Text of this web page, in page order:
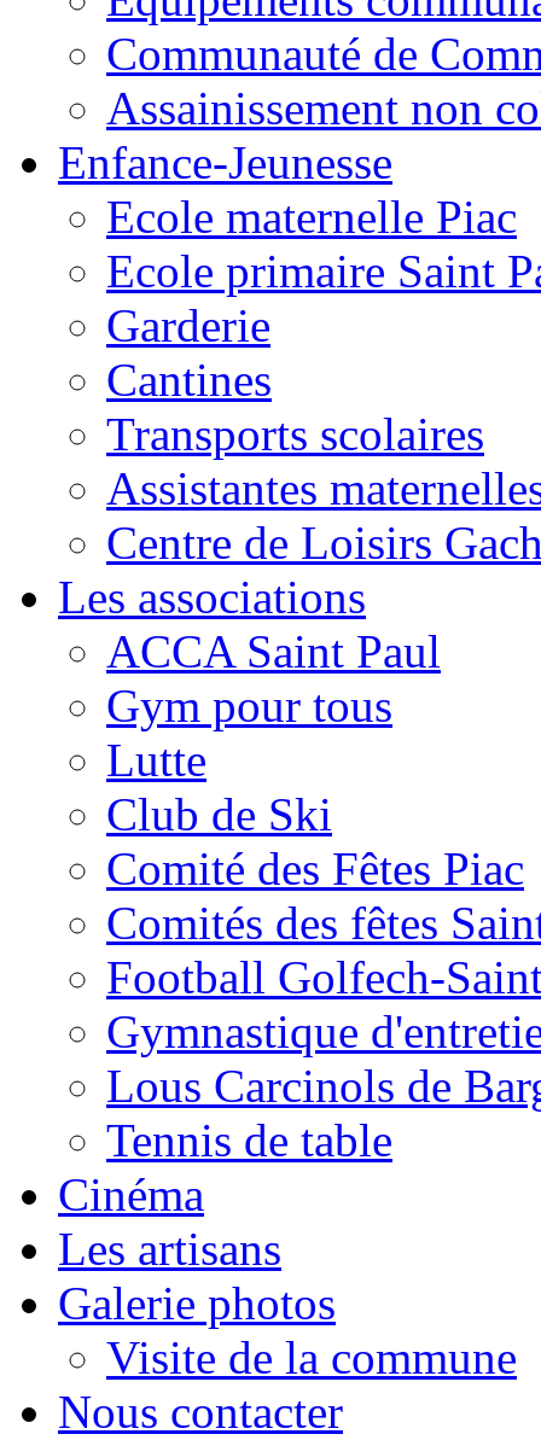
Communauté de
Assainissement non
Enfance-Jeunesse
Ecole maternelle Piac
Ecole primaire Saint
Garderie
Cantines
Transports scolaires
Assistantes
Centre de Loisirs
Les associations
ACCA Saint Paul
Gym pour tous
Lutte
Club de Ski
Comité des Fêtes Piac
Comités des fêtes
Football Golfech-
Gymnastique
Lous Carcinols de
Tennis de table
Cinéma
Les artisans
Galerie photos
Visite de la commune
Nous contacter